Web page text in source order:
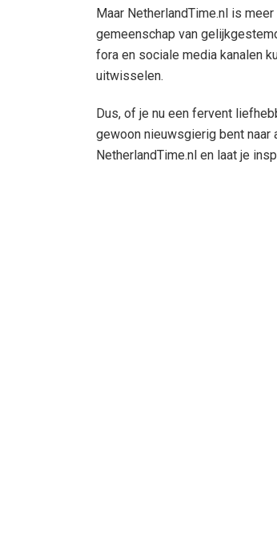
Maar NetherlandTime.nl is
gemeenschap van
fora en sociale media kanalen
uitwisselen.
Dus, of je nu een fervent
gewoon nieuwsgierig bent naar
NetherlandTime.nl en laat je